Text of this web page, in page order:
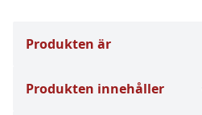
Produkten är
Produkten innehåller